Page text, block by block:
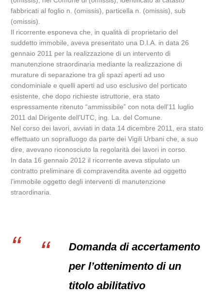
fabbricati al foglio n. (omissis), particella n. (omissis), sub
(omissis).
Il ricorrente esponeva che, in qualità di proprietario del
suddetto immobile, aveva presentato una D.I.A. in data 26
gennaio 2011 per la realizzazione di un intervento di
manutenzione straordinaria mediante la realizzazione di
murature di separazione tra gli spazi aperti ad uso
condominiale e quelli aperti ad uso esclusivo del porticato
esistente, che dopo richieste istruttorie, era stato
espressamente ritenuto “ammissibile” con nota dell’11 luglio
2011 dal Dirigente dell’UTC, ing. La. del Comune.
Nel corso dei lavori, avviati in data 14 dicembre 2011, era stato
effettuato un sopralluogo da parte dei Vigili Urbani che, a suo
dire, avevano riconosciuto la regolarità dei lavori in corso.
In data 16 gennaio 2012 il ricorrente aveva stipulato un
contratto preliminare di compravendita avente ad oggetto
l’immobile oggetto degli interventi di manutenzione
straordinaria.
Domanda di accertamento
per l’ottenimento di un
titolo abilitativo